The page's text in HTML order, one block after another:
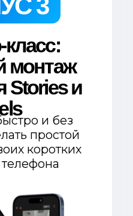
$50
$30
$30
$1290